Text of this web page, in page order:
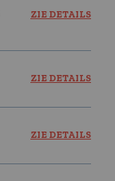
ZIE DETAILS
ZIE DETAILS
ZIE DETAILS